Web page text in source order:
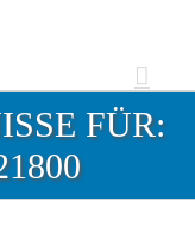
FÜR: